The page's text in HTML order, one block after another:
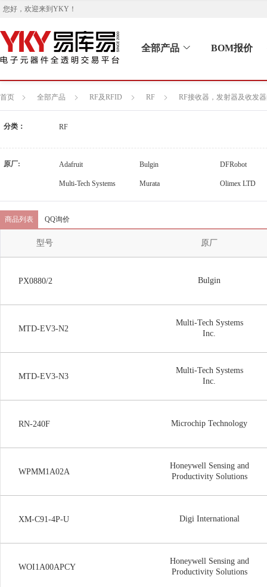
您好，欢迎来到 YKY ！
全部产品 BOM报价
首页 全部产品 RF及RFID RF RF接收器，发射器及收发
分类： RF
原厂: Adafruit Bulgin DFRobot
Multi-Tech Systems Murata Olimex LTD
商品列表 QQ询价
型号 原厂
PX0880/2 Bulgin
MTD-EV3-N2
Multi-Tech Systems
Inc.
MTD-EV3-N3
Multi-Tech Systems
Inc.
RN-240F Microchip Technology
WPMM1A02A
Honeywell Sensing and
Productivity Solutions
XM-C91-4P-U Digi International
WOI1A00APCY
Honeywell Sensing and
Productivity Solutions